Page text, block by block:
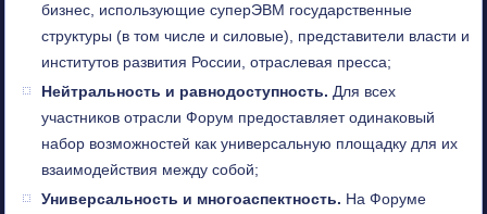
бизнес, использующие суперЭВМ государственные
структуры (в том числе и силовые), представители власти и
институтов развития России, отраслевая пресса;
Нейтральность и равнодоступность. Для всех
участников отрасли Форум предоставляет одинаковый
набор возможностей как универсальную площадку для их
взаимодействия между собой;
Универсальность и многоаспектность. На Форуме